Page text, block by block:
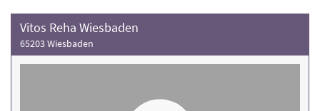
Vitos Reha Wiesbaden
65203 Wiesbaden